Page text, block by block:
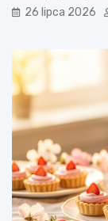
26 lipca 2026